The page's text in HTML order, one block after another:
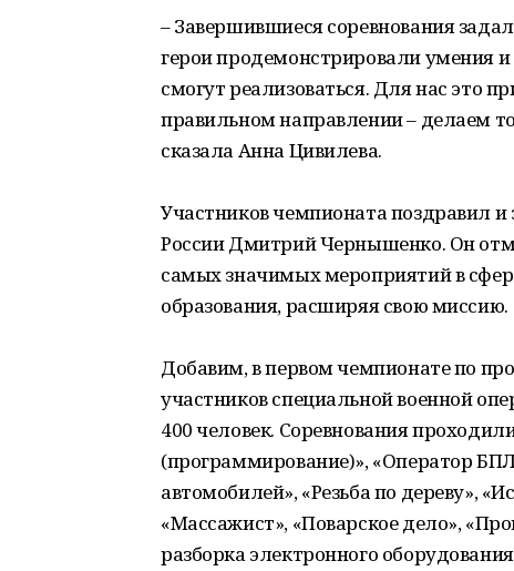
– Завершившиеся соревнования
герои продемонстрировали умения
смогут реализоваться. Для нас это
правильном направлении – делаем
сказала Анна Цивилева.
Участников чемпионата поздравил
России Дмитрий Чернышенко. Он
самых значимых мероприятий в
образования, расширяя свою миссию.
Добавим, в первом чемпионате по
участников специальной военной
400 человек. Соревнования
(программирование)», «Оператор
автомобилей», «Резьба по дереву»,
«Массажист», «Поварское дело»,
разборка электронного